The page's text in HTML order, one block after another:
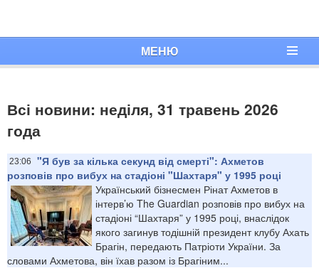
МЕНЮ
Всі новини: неділя, 31 травень 2026
года
23:06
"Я був за кілька секунд від смерті": Ахметов
розповів про вибух на стадіоні "Шахтаря" у 1995 році
Український бізнесмен Рінат Ахметов в
інтерв’ю The Guardian розповів про вибух на
стадіоні “Шахтаря” у 1995 році, внаслідок
якого загинув тодішній президент клубу Ахать
Брагін, передають Патріоти України. За
словами Ахметова, він їхав разом із Брагіним...